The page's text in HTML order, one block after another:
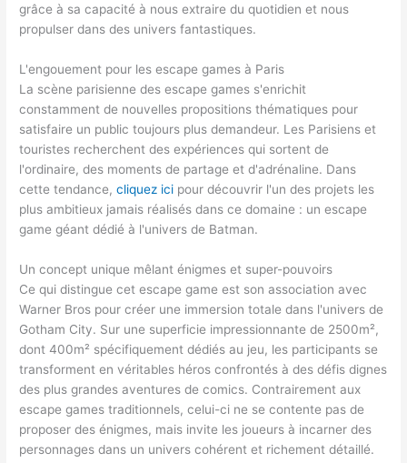
grâce à sa capacité à nous extraire du quotidien et nous
propulser dans des univers fantastiques.
L'engouement pour les escape games à Paris
La scène parisienne des escape games s'enrichit
constamment de nouvelles propositions thématiques pour
satisfaire un public toujours plus demandeur. Les Parisiens et
touristes recherchent des expériences qui sortent de
l'ordinaire, des moments de partage et d'adrénaline. Dans
cette tendance,cliquez ici pour découvrir l'un des projets les
plus ambitieux jamais réalisés dans ce domaine : un escape
game géant dédié à l'univers de Batman.
Un concept unique mêlant énigmes et super-pouvoirs
Ce qui distingue cet escape game est son association avec
Warner Bros pour créer une immersion totale dans l'univers de
Gotham City. Sur une superficie impressionnante de 2500m²,
dont 400m² spécifiquement dédiés au jeu, les participants se
transforment en véritables héros confrontés à des défis dignes
des plus grandes aventures de comics. Contrairement aux
escape games traditionnels, celui-ci ne se contente pas de
proposer des énigmes, mais invite les joueurs à incarner des
personnages dans un univers cohérent et richement détaillé.